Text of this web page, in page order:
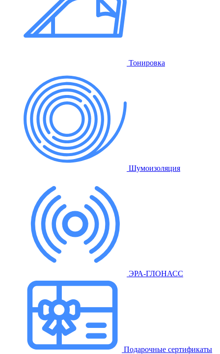
Тонировка
Шумоизоляция
ЭРА-ГЛОНАСС
Подарочные сертификаты